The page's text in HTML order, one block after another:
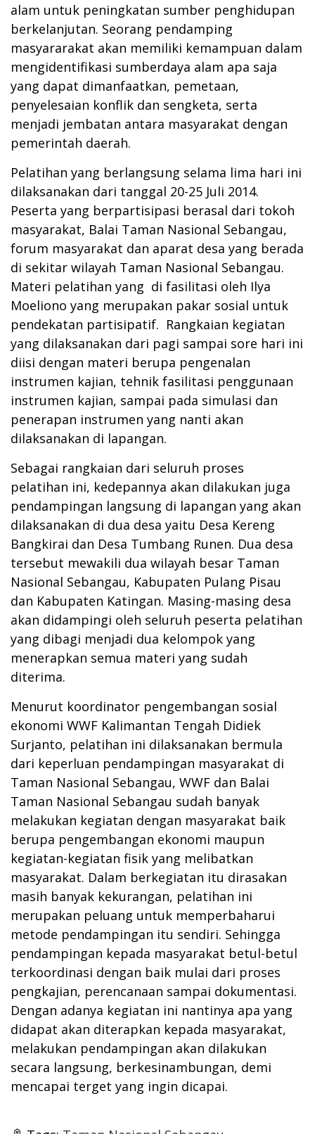
alam untuk peningkatan sumber penghidupan
berkelanjutan. Seorang pendamping
masyararakat akan memiliki kemampuan dalam
mengidentifikasi sumberdaya alam apa saja
yang dapat dimanfaatkan, pemetaan,
penyelesaian konflik dan sengketa, serta
menjadi jembatan antara masyarakat dengan
pemerintah daerah.
Pelatihan yang berlangsung selama lima hari ini
dilaksanakan dari tanggal 20-25 Juli 2014.
Peserta yang berpartisipasi berasal dari tokoh
masyarakat, Balai Taman Nasional Sebangau,
forum masyarakat dan aparat desa yang berada
di sekitar wilayah Taman Nasional Sebangau.
Materi pelatihan yang di fasilitasi oleh Ilya
Moeliono yang merupakan pakar sosial untuk
pendekatan partisipatif. Rangkaian kegiatan
yang dilaksanakan dari pagi sampai sore hari ini
diisi dengan materi berupa pengenalan
instrumen kajian, tehnik fasilitasi penggunaan
instrumen kajian, sampai pada simulasi dan
penerapan instrumen yang nanti akan
dilaksanakan di lapangan.
Sebagai rangkaian dari seluruh proses
pelatihan ini, kedepannya akan dilakukan juga
pendampingan langsung di lapangan yang akan
dilaksanakan di dua desa yaitu Desa Kereng
Bangkirai dan Desa Tumbang Runen. Dua desa
tersebut mewakili dua wilayah besar Taman
Nasional Sebangau, Kabupaten Pulang Pisau
dan Kabupaten Katingan. Masing-masing desa
akan didampingi oleh seluruh peserta pelatihan
yang dibagi menjadi dua kelompok yang
menerapkan semua materi yang sudah
diterima.
Menurut koordinator pengembangan sosial
ekonomi WWF Kalimantan Tengah Didiek
Surjanto, pelatihan ini dilaksanakan bermula
dari keperluan pendampingan masyarakat di
Taman Nasional Sebangau, WWF dan Balai
Taman Nasional Sebangau sudah banyak
melakukan kegiatan dengan masyarakat baik
berupa pengembangan ekonomi maupun
kegiatan-kegiatan fisik yang melibatkan
masyarakat. Dalam berkegiatan itu dirasakan
masih banyak kekurangan, pelatihan ini
merupakan peluang untuk memperbaharui
metode pendampingan itu sendiri. Sehingga
pendampingan kepada masyarakat betul-betul
terkoordinasi dengan baik mulai dari proses
pengkajian, perencanaan sampai dokumentasi.
Dengan adanya kegiatan ini nantinya apa yang
didapat akan diterapkan kepada masyarakat,
melakukan pendampingan akan dilakukan
secara langsung, berkesinambungan, demi
mencapai terget yang ingin dicapai.